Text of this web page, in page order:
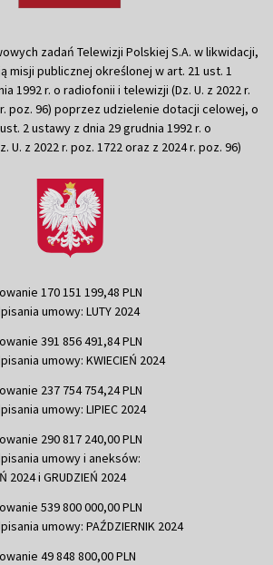
zadań Telewizji Polskiej S.A. w likwidacji,
misji publicznej określonej w art. 21 ust. 1
1992 r. o radiofonii i telewizji (Dz. U. z 2022 r.
poz. 96) poprzez udzielenie dotacji celowej, o
2 ustawy z dnia 29 grudnia 1992 r. o
U. z 2022 r. poz. 1722 oraz z 2024 r. poz. 96)
170 151 199,48 PLN
umowy: LUTY 2024
391 856 491,84 PLN
umowy: KWIECIEŃ 2024
237 754 754,24 PLN
umowy: LIPIEC 2024
290 817 240,00 PLN
umowy i aneksów:
2024 i GRUDZIEŃ 2024
539 800 000,00 PLN
umowy: PAŹDZIERNIK 2024
49 848 800,00 PLN